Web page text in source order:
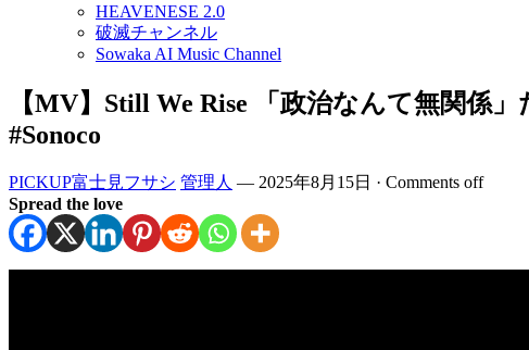
HEAVENESE 2.0
破滅チャンネル
Sowaka AI Music Channel
【MV】Still We Rise 「政治なんて無関係
#Sonoco
PICKUP富士見フサシ 管理人 — 2025年8月15日 · Comments off
Spread the love